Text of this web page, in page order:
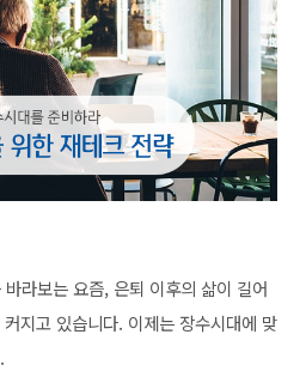
라보는 요즘, 은퇴 이후의 삶이 길어
지고 있습니다. 이제는 장수시대에 맞